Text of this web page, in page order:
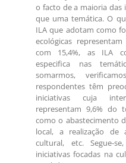
o facto de a maioria das
que uma temática. O
ILA que adotam como
ecológicas
com 15,4%, as ILA
especifica nas
somarmos,
respondentes têm
iniciativas cuja
representam 9,6% do
como o abastecimento
local, a realização de
cultural, etc. Segue-
iniciativas focadas na